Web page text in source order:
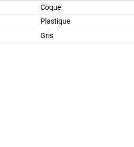
Coque
Plastique
Gris